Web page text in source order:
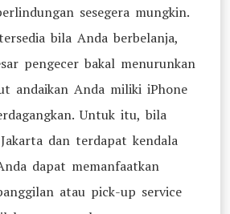
sesegera mungkin.
bila Anda berbelanja,
pengecer bakal menurunkan
andaikan Anda miliki iPhone
Untuk itu, bila
dan terdapat kendala
dapat memanfaatkan
atau pick-up service